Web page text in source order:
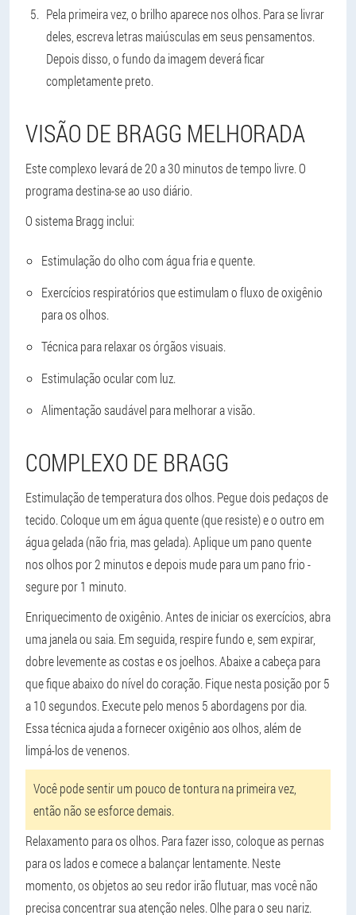
Pela primeira vez, o brilho aparece nos olhos. Para se livrar
deles, escreva letras maiúsculas em seus pensamentos.
Depois disso, o fundo da imagem deverá ficar
completamente preto.
VISÃO DE BRAGG MELHORADA
Este complexo levará de 20 a 30 minutos de tempo livre. O
programa destina-se ao uso diário.
O sistema Bragg inclui:
Estimulação do olho com água fria e quente.
Exercícios respiratórios que estimulam o fluxo de oxigênio
para os olhos.
Técnica para relaxar os órgãos visuais.
Estimulação ocular com luz.
Alimentação saudável para melhorar a visão.
COMPLEXO DE BRAGG
Estimulação de temperatura dos olhos. Pegue dois pedaços de
tecido. Coloque um em água quente (que resiste) e o outro em
água gelada (não fria, mas gelada). Aplique um pano quente
nos olhos por 2 minutos e depois mude para um pano frio -
segure por 1 minuto.
Enriquecimento de oxigênio. Antes de iniciar os exercícios, abra
uma janela ou saia. Em seguida, respire fundo e, sem expirar,
dobre levemente as costas e os joelhos. Abaixe a cabeça para
que fique abaixo do nível do coração. Fique nesta posição por 5
a 10 segundos. Execute pelo menos 5 abordagens por dia.
Essa técnica ajuda a fornecer oxigênio aos olhos, além de
limpá-los de venenos.
Você pode sentir um pouco de tontura na primeira vez,
então não se esforce demais.
Relaxamento para os olhos. Para fazer isso, coloque as pernas
para os lados e comece a balançar lentamente. Neste
momento, os objetos ao seu redor irão flutuar, mas você não
precisa concentrar sua atenção neles. Olhe para o seu nariz.